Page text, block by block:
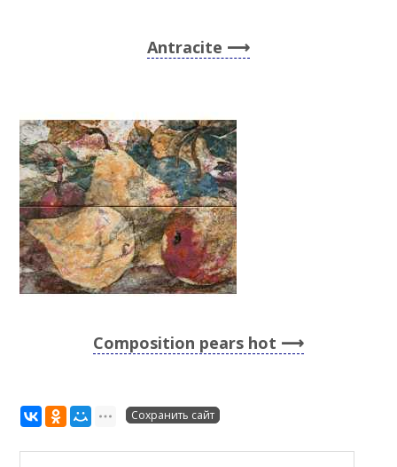
Antracite
Composition pears hot
Сохранить сайт